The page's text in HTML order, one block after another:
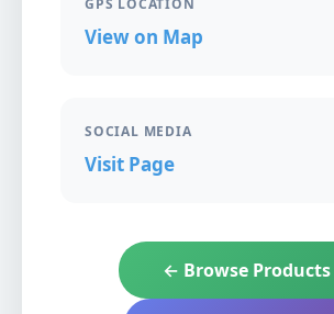
GPS LOCATION
View on Map
SOCIAL MEDIA
Visit Page
← Browse Products